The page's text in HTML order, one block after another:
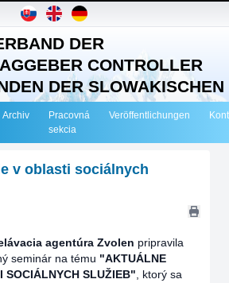
DER
CONTROLLER
DER SLOWAKISCHEN
Archiv
Pracovná
sekcia
Veröffentlichungen
v oblasti sociálnych
agentúra Zvolen pripravila
seminár na tému "AKTUÁLNE
SOCIÁLNYCH SLUŽIEB" , ktorý sa